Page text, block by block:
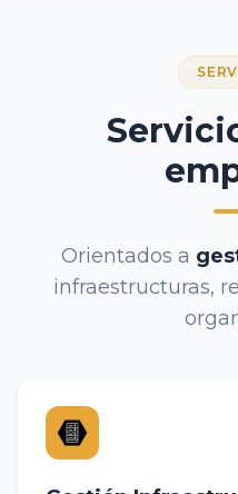
Orientados a
infraestructuras,